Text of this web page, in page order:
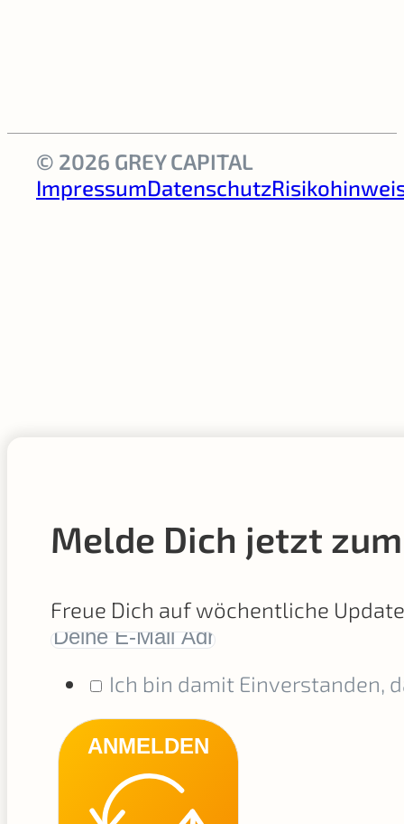
© 2026 GREY CAPITAL
ImpressumDatenschutz
Melde Dich jetzt
Freue Dich auf wöchentliche
Ich bin damit Einverstanden,
ANMELDEN